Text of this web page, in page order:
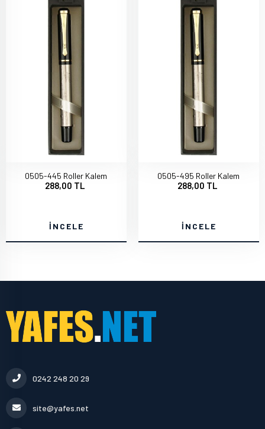
0505-445 Roller Kalem
288,00 TL
İNCELE
0505-495 Roller Kalem
288,00 TL
İNCELE
0242 248 20 29
site@yafes.net